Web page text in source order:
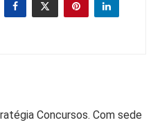
Concursos. Com sede